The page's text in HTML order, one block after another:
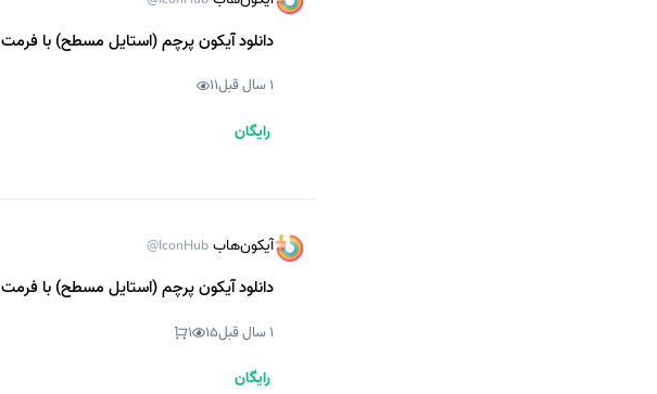
دانلود آیکون پرچم (استایل مسطح) با فرمت PNG
1 سال قبل 11
رایگان
آیکون‌هاب @IconHub
دانلود آیکون پرچم (استایل مسطح) با فرمت PNG
1 سال قبل 15
1
رایگان